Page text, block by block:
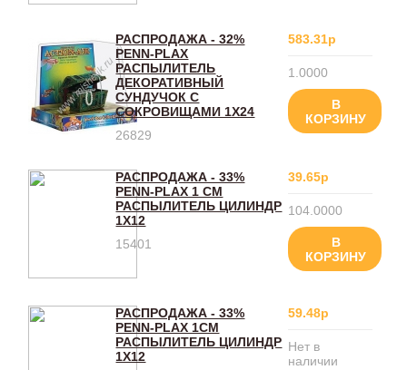
РАСПРОДАЖА - 32%
PENN-PLAX
РАСПЫЛИТЕЛЬ
ДЕКОРАТИВНЫЙ
СУНДУЧОК С
СОКРОВИЩАМИ 1Х24
26829
583.31р
1.0000
В
КОРЗИНУ
РАСПРОДАЖА - 33%
PENN-PLAX 1 СМ
РАСПЫЛИТЕЛЬ ЦИЛИНДР
1Х12
15401
39.65р
104.0000
В
КОРЗИНУ
РАСПРОДАЖА - 33%
PENN-PLAX 1СМ
РАСПЫЛИТЕЛЬ ЦИЛИНДР
1Х12
59.48р
Нет в
наличии